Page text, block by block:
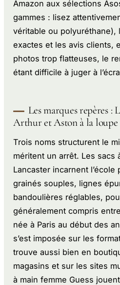
Amazon aux sélections
gammes : lisez
véritable ou polyuréthane),
exactes et les avis clients,
photos trop flatteuses, le
étant difficile à juger à
Les marques repères :
Arthur et Aston à la loupe
Trois noms structurent le
méritent un arrêt. Les sacs
Lancaster incarnent l’école
grainés souples, lignes
bandoulières réglables,
généralement compris
née à Paris au début des
s’est imposée sur les
trouve aussi bien en
magasins et sur les sites
à main femme Guess